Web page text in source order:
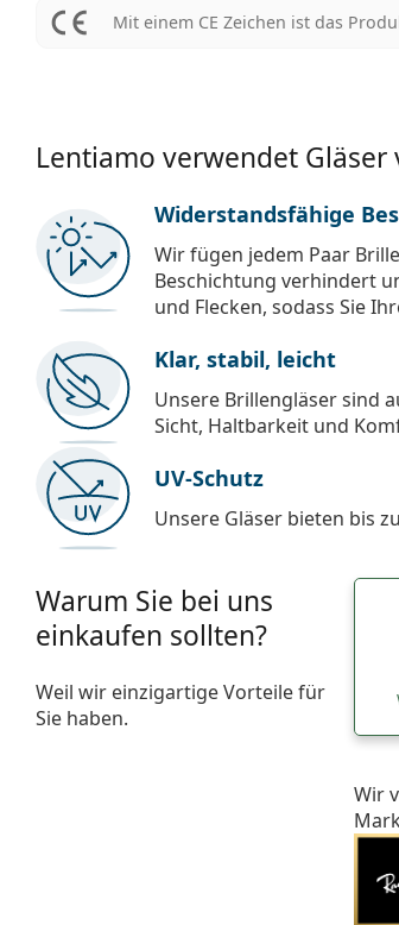
Mit einem CE Zeichen ist das
Lentiamo verwendet
Widerstandsfähige
Wir fügen jedem Paar
Beschichtung verhindert
und Flecken, sodass Sie
Klar, stabil, leicht
Unsere Brillengläser sind
Sicht, Haltbarkeit und
UV-Schutz
Unsere Gläser bieten bis
Warum Sie bei uns
einkaufen sollten?
Weil wir einzigartige Vorteile für
Sie haben.
Wir